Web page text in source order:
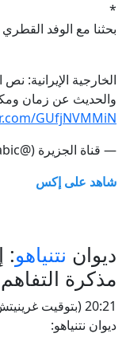
*
بحثنا مع الوفد
الخارجية الإيرانية: نص
والحديث عن زمان
GUfjNVMMiN
— قناة الجزيرة (@AJArabic)
شاهد على إكس
ديوان نتنياهو:
مذكرة التفاهم
20:21 (بتوقيت غرينيتش)
ديوان نتنياهو: